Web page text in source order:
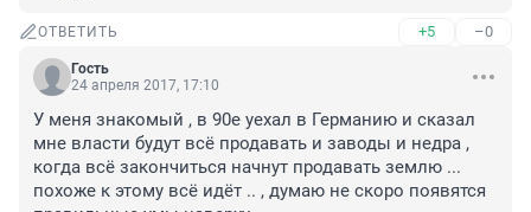
ОТВЕТИТЬ +5 –0
Гость
24 апреля 2017, 17:10
У меня знакомый , в 90е уехал в Германию и сказал
мне власти будут всё продавать и заводы и недра ,
когда всё закончиться начнут продавать землю ...
похоже к этому всё идёт .. , думаю не скоро появятся